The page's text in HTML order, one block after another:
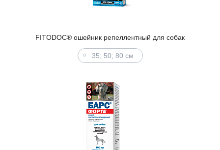
FITODOC® ошейник репеллентный для собак
35; 50; 80 см